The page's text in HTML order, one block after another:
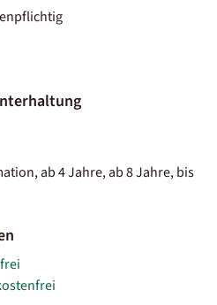
ab 4 Jahre, ab 8 Jahre, bis